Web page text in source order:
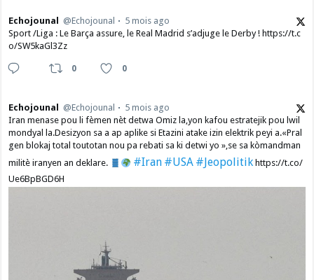
Echojounal @Echojounal
5 mois ago
Sport /Liga : Le Barça assure, le Real Madrid s’adjuge le Derby ! https://t.c
o/SW5kaGl3Zz
0 0
Echojounal @Echojounal
5 mois ago
Iran menase pou li fèmen nèt detwa Omiz la,yon kafou estratejik pou lwil
mondyal la.Desizyon sa a ap aplike si Etazini atake izin elektrik peyi a.​«Pral
gen blokaj total toutotan nou pa rebati sa ki detwi yo »,se sa kòmandman
militè iranyen an deklare.
#Iran #USA #Jeopolitikhttps://t.co/
Ue6BpBGD6H